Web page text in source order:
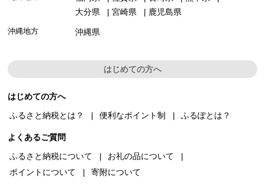
大分県
宮崎県 鹿児島県
沖縄地方 沖縄県
はじめての方へ
はじめての方へ
ふるさと納税とは？
便利なポイント制 ふるぽとは？
よくあるご質問
ふるさと納税について
お礼の品について
ポイントについて
寄附について